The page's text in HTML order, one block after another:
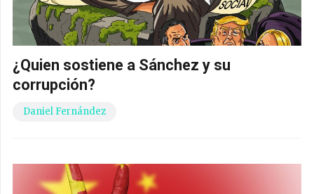
¿Quien sostiene a Sánchez y su
corrupción?
Daniel Fernández